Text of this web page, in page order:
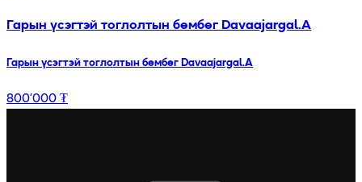
Гарын үсэгтэй тоглолтын бөмбөг Davaajargal.A
Гарын үсэгтэй тоглолтын бөмбөг Davaajargal.A
800’000 ₮